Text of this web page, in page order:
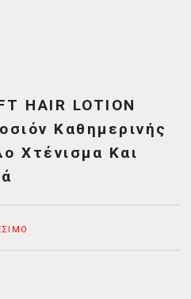
HAIR LOTION
Καθημερινής
Χτένισμα Και